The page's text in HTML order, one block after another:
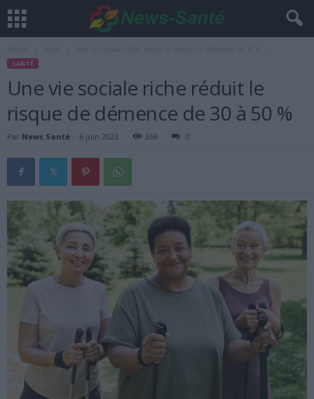
SANTÉ
Une vie sociale riche réduit le
risque de démence de 30 à 50 %
Par News Santé - 6 juin 2023 366 0